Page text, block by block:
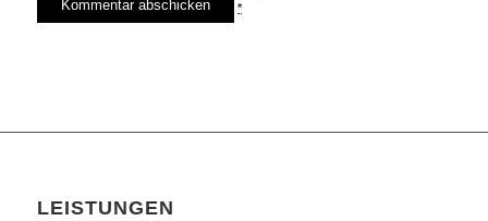
diese Website einverstanden.*
LEISTUNGEN